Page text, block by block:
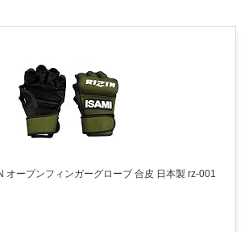
オープンフィンガーグローブ 合皮 日本製 rz-001